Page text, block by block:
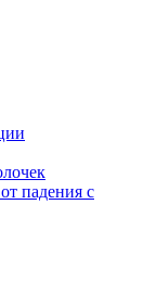
падения с